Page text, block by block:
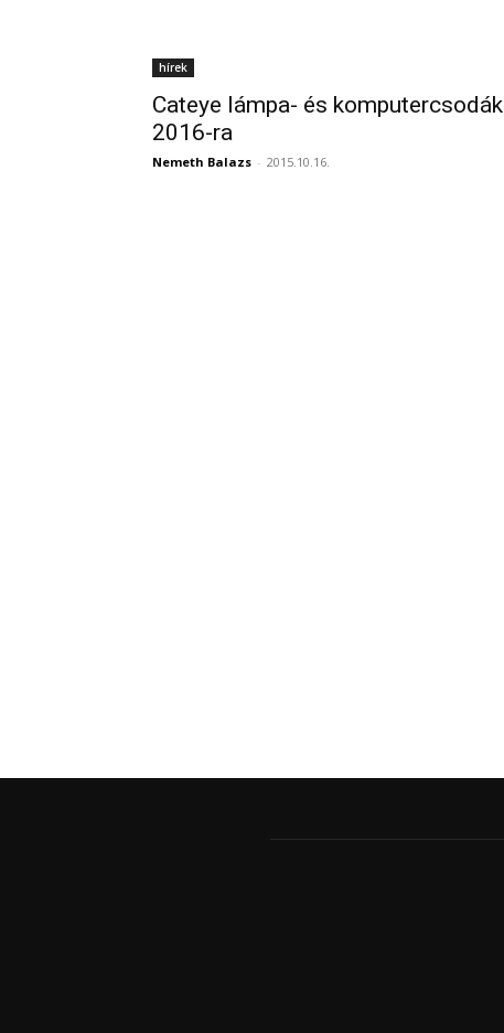
hírek
Cateye lámpa- és komputercsodák
2016-ra
Nemeth Balazs - 2015.10.16.